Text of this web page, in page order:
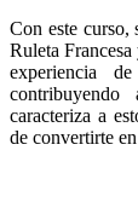
Con este curso,
Ruleta
experiencia
caracteriza a
de convertirte